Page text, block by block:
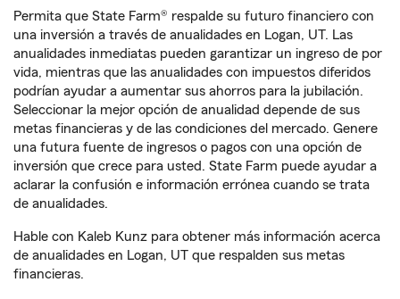
Permita que State Farm® respalde su futuro financiero con
una inversión a través de anualidades en Logan, UT. Las
anualidades inmediatas pueden garantizar un ingreso de por
vida, mientras que las anualidades con impuestos diferidos
podrían ayudar a aumentar sus ahorros para la jubilación.
Seleccionar la mejor opción de anualidad depende de sus
metas financieras y de las condiciones del mercado. Genere
una futura fuente de ingresos o pagos con una opción de
inversión que crece para usted. State Farm puede ayudar a
aclarar la confusión e información errónea cuando se trata
de anualidades.
Hable con Kaleb Kunz para obtener más información acerca
de anualidades en Logan, UT que respalden sus metas
financieras.